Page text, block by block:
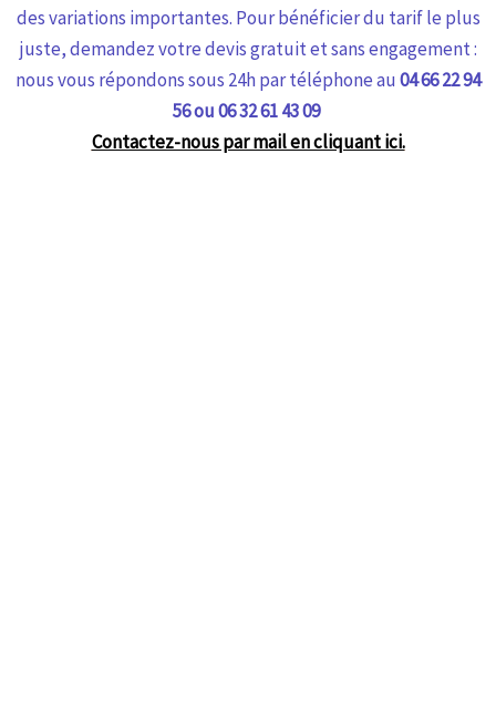
des variations importantes. Pour bénéficier du tarif le plus
juste, demandez votre devis gratuit et sans engagement :
nous vous répondons sous 24h par téléphone au 04 66 22 94
56 ou 06 32 61 43 09
Contactez-nous par mail en cliquant ici.